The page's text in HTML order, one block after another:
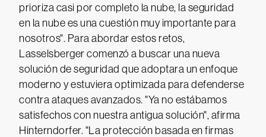
prioriza casi por completo la nube, la seguridad
en la nube es una cuestión muy importante para
nosotros". Para abordar estos retos,
Lasselsberger comenzó a buscar una nueva
solución de seguridad que adoptara un enfoque
moderno y estuviera optimizada para defenderse
contra ataques avanzados. "Ya no estábamos
satisfechos con nuestra antigua solución", afirma
Hinterndorfer. "La protección basada en firmas